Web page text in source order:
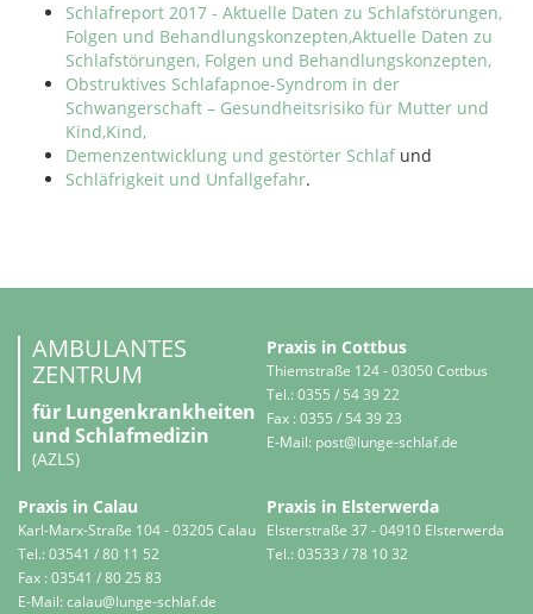
Schlafreport 2017 - Aktuelle Daten zu Schlafstörungen,
Folgen und Behandlungskonzepten,Aktuelle Daten zu
Schlafstörungen, Folgen und Behandlungskonzepten,
Obstruktives Schlafapnoe-Syndrom in der
Schwangerschaft – Gesundheitsrisiko für Mutter und
Kind,Kind,
Demenzentwicklung und gestörter Schlaf und
Schläfrigkeit und Unfallgefahr.
AMBULANTES
ZENTRUM
für Lungenkrankheiten
und Schlafmedizin
(AZLS)
Praxis in Cottbus
Thiemstraße 124 - 03050 Cottbus
Tel.: 0355 / 54 39 22
Fax : 0355 / 54 39 23
E-Mail: post@lunge-schlaf.de
Praxis in Calau
Karl-Marx-Straße 104 - 03205 Calau
Tel.: 03541 / 80 11 52
Fax : 03541 / 80 25 83
E-Mail: calau@lunge-schlaf.de
Praxis in Elsterwerda
Elsterstraße 37 - 04910 Elsterwerda
Tel.: 03533 / 78 10 32